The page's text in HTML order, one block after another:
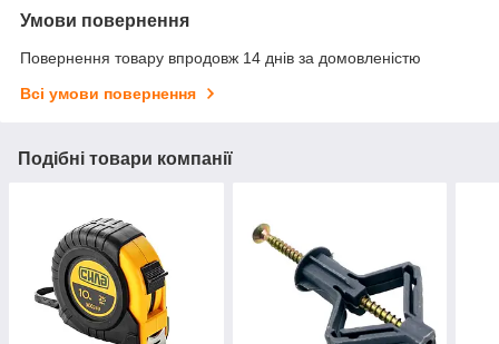
Умови повернення
Повернення товару впродовж 14 днів за домовленістю
Всі умови повернення
Подібні товари компанії